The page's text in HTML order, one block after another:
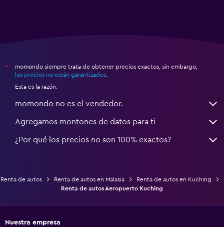
*
momondo siempre trata de obtener precios exactos, sin embargo,
los precios no están garantizados.
Esta es la razón:
momondo no es el vendedor.
Agregamos montones de datos para ti
¿Por qué los precios no son 100% exactos?
Renta de autos Renta de autos en Malasia
Renta de autos en Kuching
Renta de autos Aeropuerto Kuching
Nuestra empresa